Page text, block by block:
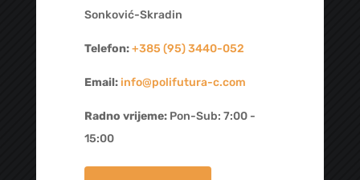
Sonković-Skradin
Telefon:+385 (95) 3440-052
Email: info@polifutura-c.com
Radno vrijeme:Pon-Sub: 7:00 -
15:00